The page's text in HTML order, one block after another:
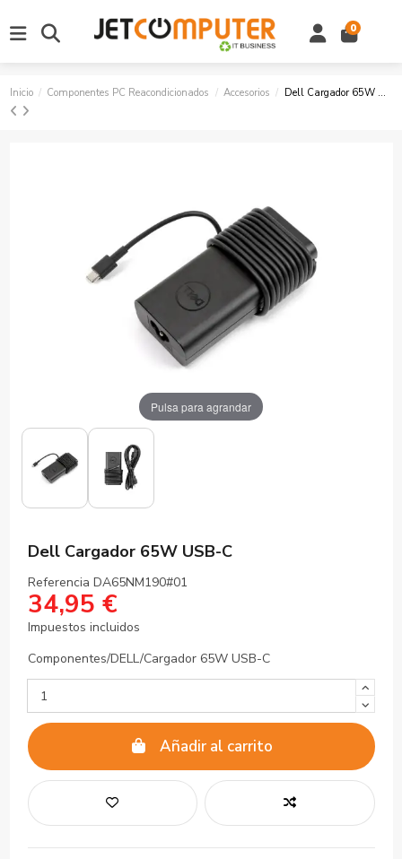
0
Inicio Componentes PC Reacondicionados Accesorios Dell Cargador 65W USB-C
Pulsa para agrandar
Dell Cargador 65W USB-C
Referencia DA65NM190#01
34,95 €
Impuestos incluidos
Componentes/DELL/Cargador 65W USB-C
Añadir al carrito